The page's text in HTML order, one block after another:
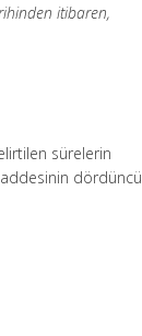
itibaren,
sürelerin
dördüncü